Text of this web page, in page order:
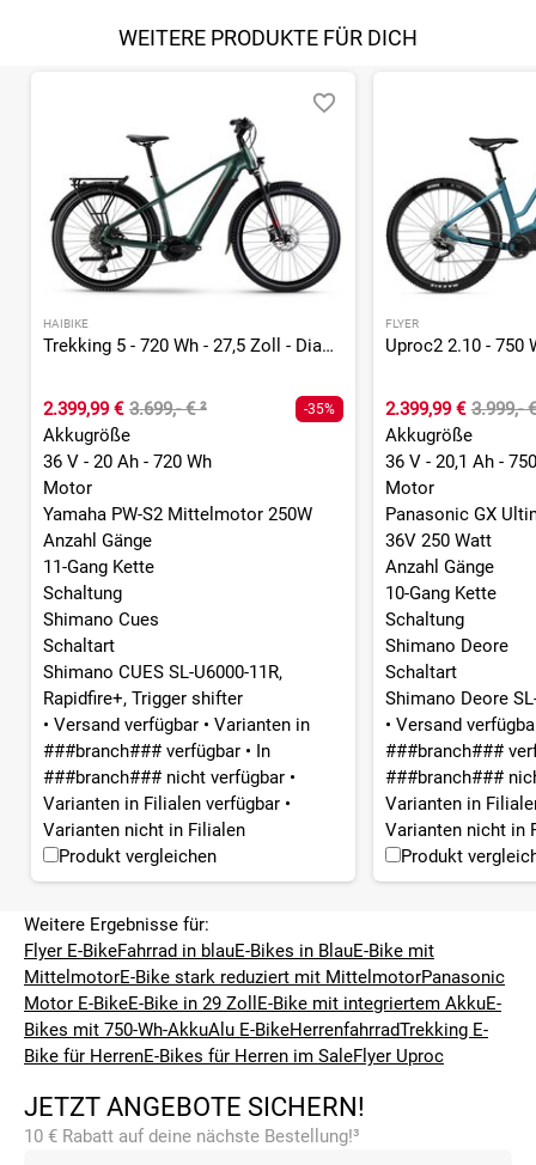
WEITERE PRODUKTE FÜR DICH
HAIBIKE
Trekking 5 - 720 Wh - 27,5 Zoll - Diamant
2.399,99 € 3.699,- €² -35%
Akkugröße
36 V - 20 Ah - 720 Wh
Motor
Yamaha PW-S2 Mittelmotor 250W
Anzahl Gänge
11-Gang Kette
Schaltung
Shimano Cues
Schaltart
Shimano CUES SL-U6000-11R,
Rapidfire+, Trigger shifter
• Versand verfügbar • Varianten in
###branch### verfügbar • In
###branch### nicht verfügbar •
Varianten in Filialen verfügbar •
Varianten nicht in Filialen
Produkt vergleichen
FLYER
2.399,99 € 3.999,-
Akkugröße
36 V - 20,1 Ah -
Motor
Panasonic GX
36V 250 Watt
Anzahl Gänge
10-Gang Kette
Schaltung
Shimano Deore
Schaltart
Shimano Deore
• Versand
###branch###
###branch###
Varianten in
Varianten nicht in
Produkt
Weitere Ergebnisse für:
Flyer E-BikeFahrrad in blauE-Bikes in BlauE-Bike mit
MittelmotorE-Bike stark reduziert mit MittelmotorPanasonic
Motor E-BikeE-Bike in 29 Zoll E-Bike mit integriertem AkkuE-
Bikes mit 750-Wh-AkkuAlu E-BikeHerrenfahrradTrekking E-
Bike für HerrenE-Bikes für Herren im SaleFlyer Uproc
JETZT ANGEBOTE SICHERN!
10 € Rabatt auf deine nächste Bestellung!³